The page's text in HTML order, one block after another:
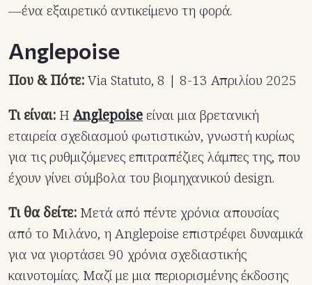
—ένα εξαιρετικό αντικείμενο τη φορά.
Anglepoise
Που & Πότε:Via Statuto, 8 | 8-13 Απριλίου 2025
Τι είναι: Η Anglepoiseείναι μια βρετανική
εταιρεία σχεδιασμού φωτιστικών, γνωστή κυρίως
για τις ρυθμιζόμενες επιτραπέζιες λάμπες της, που
έχουν γίνει σύμβολα του βιομηχανικού design.
Τι θα δείτε: Μετά από πέντε χρόνια απουσίας
από το Μιλάνο, η Anglepoise επιστρέφει δυναμικά
για να γιορτάσει 90 χρόνια σχεδιαστικής
καινοτομίας. Μαζί με μια περιορισμένης έκδοσης